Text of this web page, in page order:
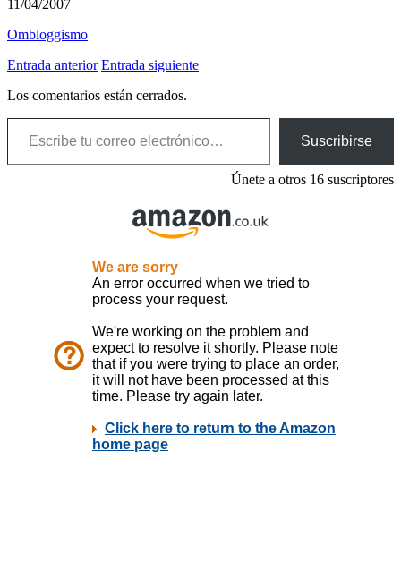
11/04/2007
Ombloggismo
Entrada anterior Entrada siguiente
Los comentarios están cerrados.
Escribe tu correo electrónico…
Suscribirse
Únete a otros 16 suscriptores